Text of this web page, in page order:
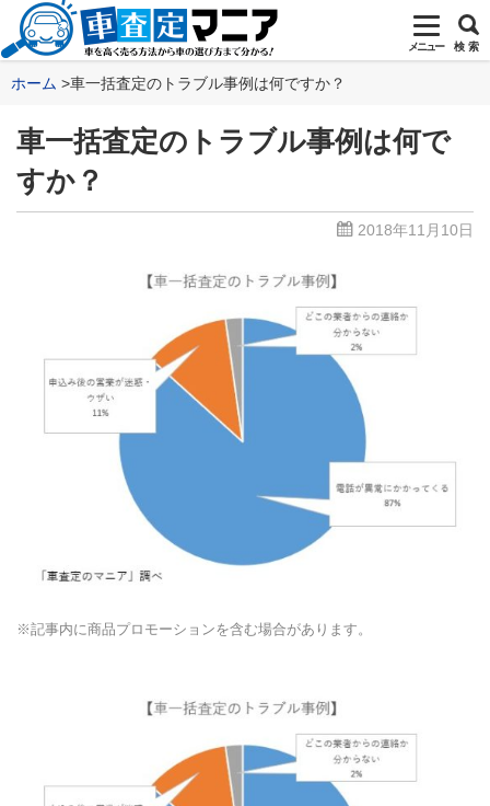
メニュー 検 索
ホーム 車一括査定のトラブル事例は何ですか？
車一括査定のトラブル事例は何で
すか？
2018年11月10日
※記事内に商品プロモーションを含む場合があります。